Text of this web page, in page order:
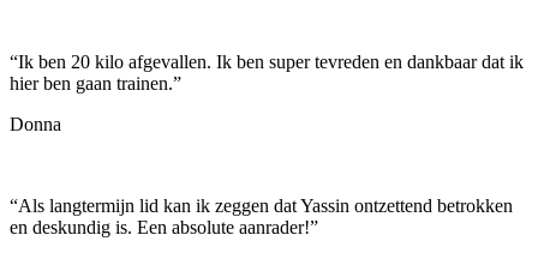
“Ik ben 20 kilo afgevallen. Ik ben super tevreden en dankbaar dat ik
hier ben gaan trainen.”
Donna
“Als langtermijn lid kan ik zeggen dat Yassin ontzettend betrokken
en deskundig is. Een absolute aanrader!”